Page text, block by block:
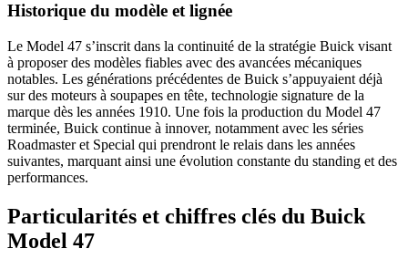
Historique du modèle et lignée
Le Model 47 s’inscrit dans la continuité de la stratégie Buick visant
à proposer des modèles fiables avec des avancées mécaniques
notables. Les générations précédentes de Buick s’appuyaient déjà
sur des moteurs à soupapes en tête, technologie signature de la
marque dès les années 1910. Une fois la production du Model 47
terminée, Buick continue à innover, notamment avec les séries
Roadmaster et Special qui prendront le relais dans les années
suivantes, marquant ainsi une évolution constante du standing et des
performances.
Particularités et chiffres clés du Buick
Model 47